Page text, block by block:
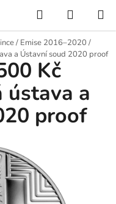
Hledat
/ Emise 2016–2020 /
a Ústavní soud 2020 proof
Kč
ústava a
proof